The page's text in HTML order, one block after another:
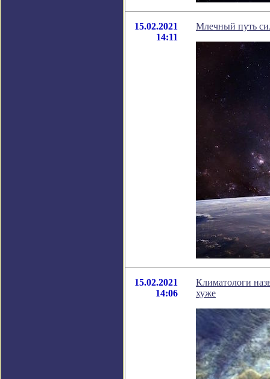
15.02.2021
14:11
Млечный путь
15.02.2021
14:06
Климатологи
хуже